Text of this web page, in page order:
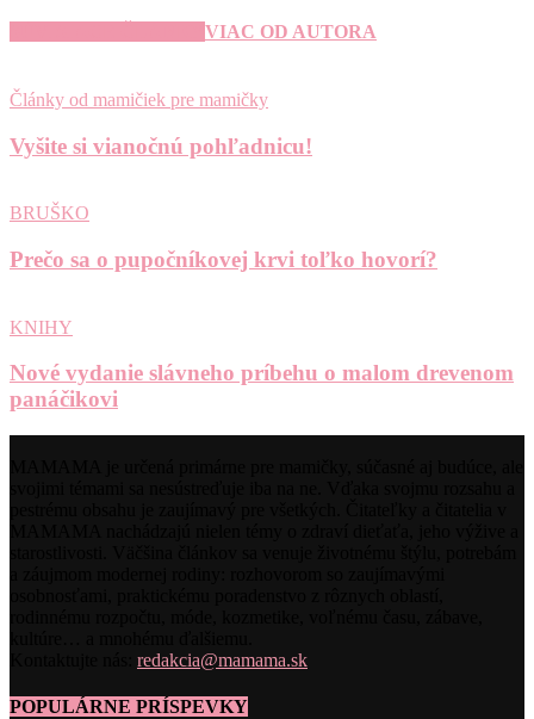
VIAC OD AUTORA
Články od mamičiek pre mamičky
Vyšite si vianočnú pohľadnicu!
BRUŠKO
Prečo sa o pupočníkovej krvi toľko hovorí?
KNIHY
Nové vydanie slávneho príbehu o malom drevenom
panáčikovi
redakcia@mamama.sk
POPULÁRNE PRÍSPEVKY